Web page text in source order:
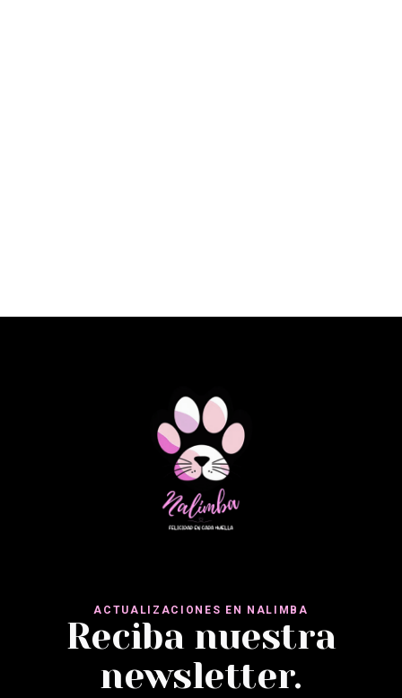
ACTUALIZACIONES EN NALIMBA
Reciba nuestra
newsletter.